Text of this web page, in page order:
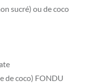
sucré) ou de coco
de coco) FONDU